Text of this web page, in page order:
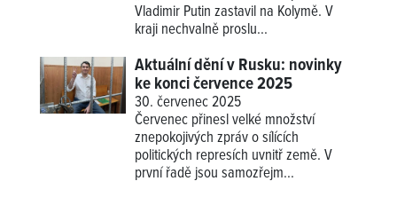
Vladimir Putin zastavil na Kolymě. V
kraji nechvalně proslu...
Aktuální dění v Rusku: novinky
ke konci července 2025
30. červenec 2025
Červenec přinesl velké množství
znepokojivých zpráv o sílících
politických represích uvnitř země. V
první řadě jsou samozřejm...